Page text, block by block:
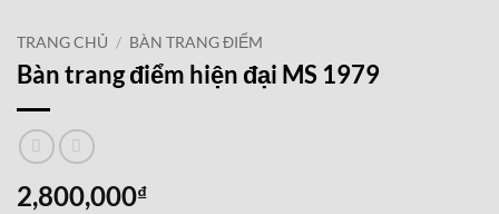
TRANG CHỦ / BÀN TRANG ĐIỂM
Bàn trang điểm hiện đại MS 1979
2,800,000₫